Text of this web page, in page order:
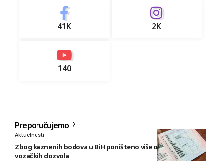
41K 2K
140
Preporučujemo
Aktuelnosti
Zbog kaznenih bodova u BiH poništeno više od 5.300
vozačkih dozvola